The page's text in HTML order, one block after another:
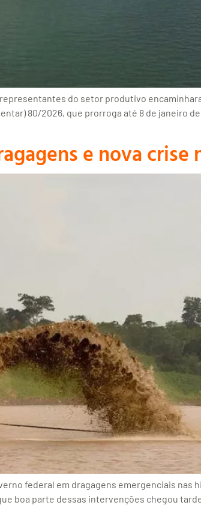
do setor produtivo
80/2026, que prorroga até 8 de janeiro
e nova crise
federal em dragagens emergenciais nas
boa parte dessas intervenções chegou